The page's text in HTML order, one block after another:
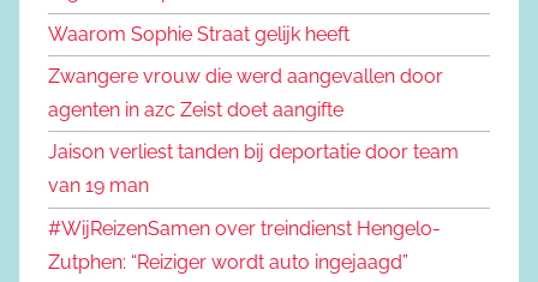
Waarom Sophie Straat gelijk heeft
Zwangere vrouw die werd aangevallen door
agenten in azc Zeist doet aangifte
Jaison verliest tanden bij deportatie door team
van 19 man
#WijReizenSamen over treindienst Hengelo-
Zutphen: “Reiziger wordt auto ingejaagd”